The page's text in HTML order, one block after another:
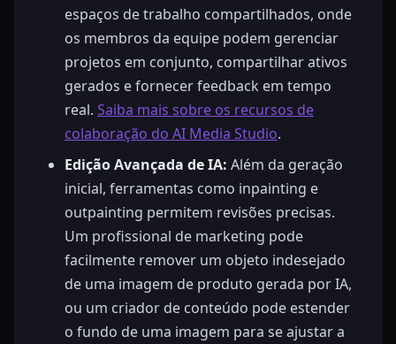
espaços de trabalho compartilhados, onde
os membros da equipe podem gerenciar
projetos em conjunto, compartilhar ativos
gerados e fornecer feedback em tempo
real. Saiba mais sobre os recursos de
colaboração do AI Media Studio.
Edição Avançada de IA: Além da geração
inicial, ferramentas como inpainting e
outpainting permitem revisões precisas.
Um profissional de marketing pode
facilmente remover um objeto indesejado
de uma imagem de produto gerada por IA,
ou um criador de conteúdo pode estender
o fundo de uma imagem para se ajustar a